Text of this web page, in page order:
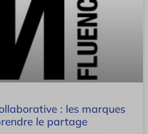
: les marques
le partage